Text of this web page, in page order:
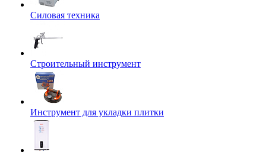
Силовая техника
Строительный инструмент
Инструмент для укладки плитки